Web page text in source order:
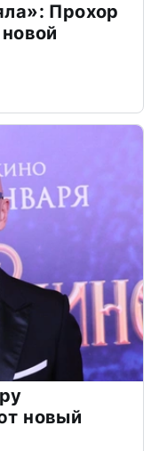
Прохор
новый